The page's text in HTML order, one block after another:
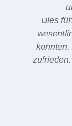
Dies
konnten.